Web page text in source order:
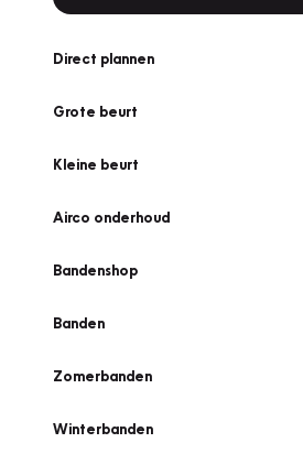
Direct plannen
Grote beurt
Kleine beurt
Airco onderhoud
Bandenshop
Banden
Zomerbanden
Winterbanden